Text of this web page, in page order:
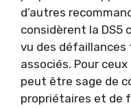
d’autres
considèrent la DS5
vu des
associés. Pour
peut être sage de
propriétaires et de